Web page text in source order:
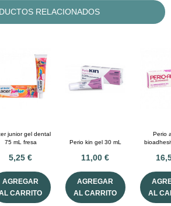
RELACIONADOS
junior gel dental
75 mL fresa
5,25 €
AGREGAR
CARRITO
Perio kin gel 30 mL
11,00 €
AGREGAR
AL CARRITO
Perio
AL